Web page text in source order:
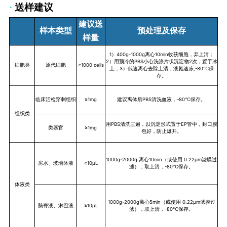
· 送样建议
样本类型
建议送
样量
预处理及保存
细胞类 原代细胞 ≥1000 cells
1）400g-1000g离心10min收获细胞，弃上清；
2）用预冷的PBS小心洗涤片状沉淀物2次，置于冰
上；3）低速离心去除上清，液氮速冻,-80℃保
存。
组织类
临床活检穿刺组织 ≥1mg 建议离体后PBS清洗血液，-80℃保存。
类器官 ≥1mg
用PBS清洗三遍，以沉淀形式置于EP管中，封口膜
包好，防止爆开。
体液类
房水、玻璃体液 ≥10μL
1000g-2000g 离心10min（或使用 0.22μm滤膜过
滤），取上清，-80℃保存。
脑脊液、淋巴液 ≥10μL
1000g-2000g离心5min（或使用 0.22μm滤膜过
滤），取上清，-80℃保存。